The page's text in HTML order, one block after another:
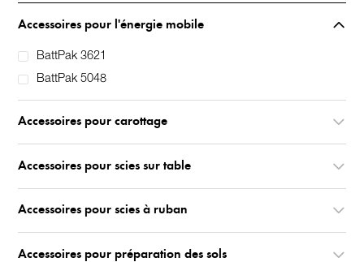
Accessoires pour l'énergie mobile
BattPak 3621
BattPak 5048
Accessoires pour carottage
Accessoires pour scies sur table
Accessoires pour scies à ruban
Accessoires pour préparation des sols